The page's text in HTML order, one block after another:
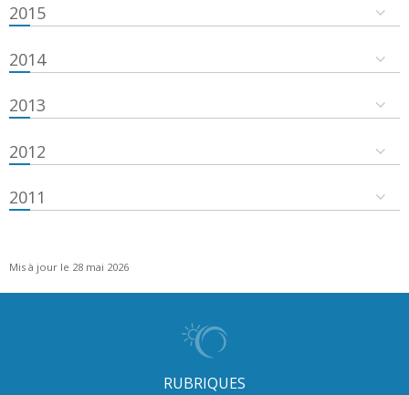
2015
2014
2013
2012
2011
Mis à jour le 28 mai 2026
RUBRIQUES